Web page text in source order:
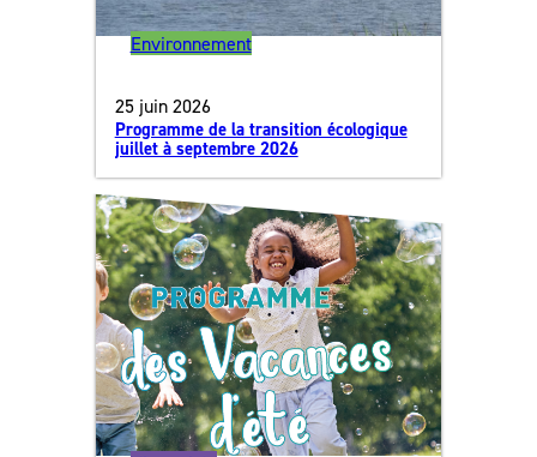
Environnement
25 juin 2026
Programme de la transition écologique
juillet à septembre 2026